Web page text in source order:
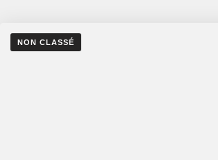
NON CLASSÉ